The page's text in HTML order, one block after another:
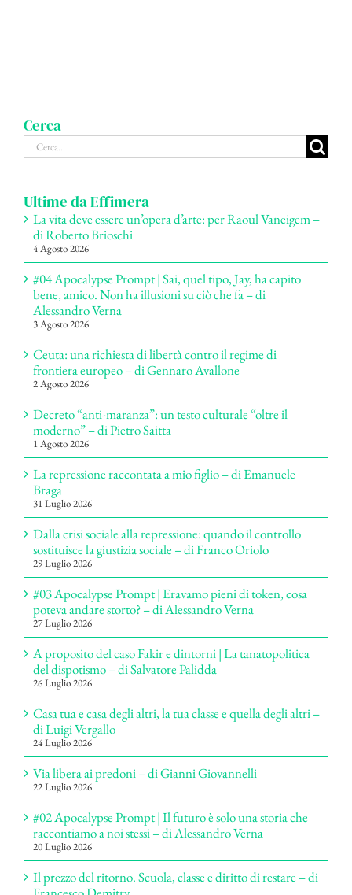
Cerca
Cerca
per:
Ultime da Effimera
La vita deve essere un’opera d’arte: per Raoul Vaneigem –
di Roberto Brioschi
4 Agosto 2026
#04 Apocalypse Prompt | Sai, quel tipo, Jay, ha capito
bene, amico. Non ha illusioni su ciò che fa – di
Alessandro Verna
3 Agosto 2026
Ceuta: una richiesta di libertà contro il regime di
frontiera europeo – di Gennaro Avallone
2 Agosto 2026
Decreto “anti-maranza”: un testo culturale “oltre il
moderno” – di Pietro Saitta
1 Agosto 2026
La repressione raccontata a mio figlio – di Emanuele
Braga
31 Luglio 2026
Dalla crisi sociale alla repressione: quando il controllo
sostituisce la giustizia sociale – di Franco Oriolo
29 Luglio 2026
#03 Apocalypse Prompt | Eravamo pieni di token, cosa
poteva andare storto? – di Alessandro Verna
27 Luglio 2026
A proposito del caso Fakir e dintorni | La tanatopolitica
del dispotismo – di Salvatore Palidda
26 Luglio 2026
Casa tua e casa degli altri, la tua classe e quella degli altri –
di Luigi Vergallo
24 Luglio 2026
Via libera ai predoni – di Gianni Giovannelli
22 Luglio 2026
#02 Apocalypse Prompt | Il futuro è solo una storia che
raccontiamo a noi stessi – di Alessandro Verna
20 Luglio 2026
Il prezzo del ritorno. Scuola, classe e diritto di restare – di